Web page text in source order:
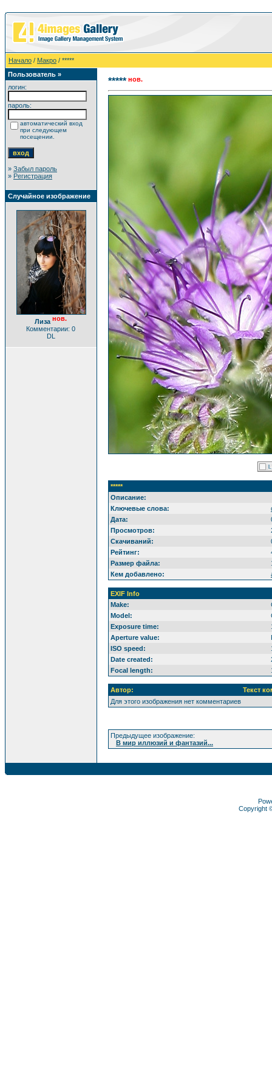
Начало / Макро / *****
Пользователь »
логин:
пароль:
автоматический вход
при следующем
посещении.
» Забыл пароль
» Регистрация
Случайное изображение
Лиза нов.
Комментарии: 0
DL
***** нов.
*****
Описание:
Ключевые слова:
Дата:
Просмотров:
Скачиваний:
Рейтинг:
Размер файла:
Кем добавлено:
EXIF Info
Make:
Model:
Exposure time:
Aperture value:
ISO speed:
Date created:
Focal length:
Автор:
Текст
Для этого изображения нет комментариев
Предыдущее изображение:
В мир иллюзий и фантазий...
Copyright